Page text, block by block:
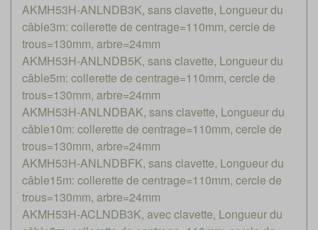
AKMH53H-ANLNDB3K, sans clavette, Longueur du
câble3m: collerette de centrage=110mm, cercle de
trous=130mm, arbre=24mm
AKMH53H-ANLNDB5K, sans clavette, Longueur du
câble5m: collerette de centrage=110mm, cercle de
trous=130mm, arbre=24mm
AKMH53H-ANLNDBAK, sans clavette, Longueur du
câble10m: collerette de centrage=110mm, cercle de
trous=130mm, arbre=24mm
AKMH53H-ANLNDBFK, sans clavette, Longueur du
câble15m: collerette de centrage=110mm, cercle de
trous=130mm, arbre=24mm
AKMH53H-ACLNDB3K, avec clavette, Longueur du